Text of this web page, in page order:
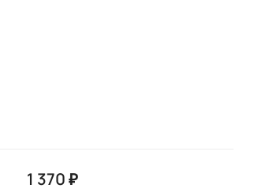
1 370 ₽